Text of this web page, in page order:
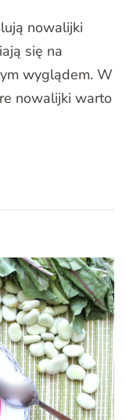
nowalijki
się na
wyglądem. W
nowalijki warto